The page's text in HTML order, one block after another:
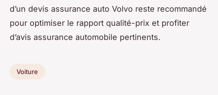
d’un devis assurance auto Volvo reste recommandé
pour optimiser le rapport qualité-prix et profiter
d’avis assurance automobile pertinents.
Voiture